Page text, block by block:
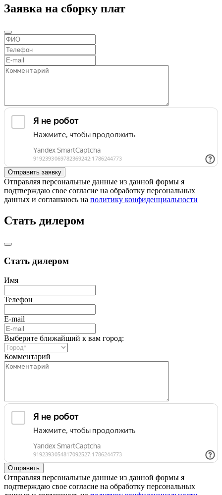
Заявка на сборку плат
Отправляя персональные данные из данной формы я
подтверждаю свое согласие на обработку персональных
данных и соглашаюсь на политику конфиденциальности
Стать дилером
Стать дилером
Имя
Телефон
E-mail
Выберите ближайший к вам город:
Комментарий
Отправляя персональные данные из данной формы я
подтверждаю свое согласие на обработку персональных